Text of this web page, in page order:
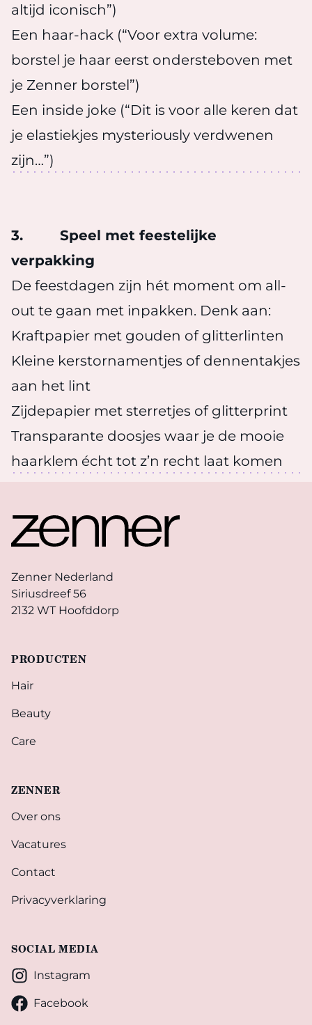
altijd iconisch”)
Een haar-hack (“Voor extra volume:
borstel je haar eerst ondersteboven met
je Zenner borstel”)
Een inside joke (“Dit is voor alle keren dat
je elastiekjes mysteriously verdwenen
zijn…”)
3.
Speel met feestelijke
verpakking
De feestdagen zijn hét moment om all-
out te gaan met inpakken. Denk aan:
Kraftpapier met gouden of glitterlinten
Kleine kerstornamentjes of dennentakjes
aan het lint
Zijdepapier met sterretjes of glitterprint
Transparante doosjes waar je de mooie
haarklem écht tot z’n recht laat komen
Zenner Nederland
Siriusdreef 56
2132 WT Hoofddorp
PRODUCTEN
Hair
Beauty
Care
ZENNER
Over ons
Vacatures
Contact
Privacyverklaring
SOCIAL MEDIA
Instagram
Facebook